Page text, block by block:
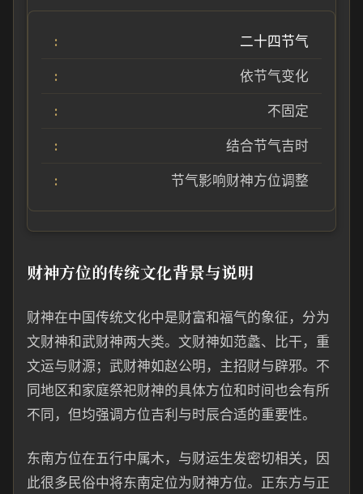
二十四节气
依节气变化
不固定
结合节气吉时
节气影响财神方位调整
财神方位的传统文化背景与说明
财神在中国传统文化中是财富和福气的象征，分为
文财神和武财神两大类。文财神如范蠡、比干，重
文运与财源；武财神如赵公明，主招财与辟邪。不
同地区和家庭祭祀财神的具体方位和时间也会有所
不同，但均强调方位吉利与时辰合适的重要性。
东南方位在五行中属木，与财运生发密切相关，因
此很多民俗中将东南定位为财神方位。正东方与正